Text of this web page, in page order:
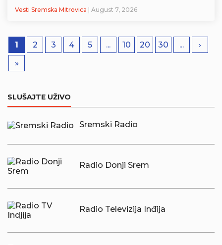
Vesti Sremska Mitrovica | August 7, 2026
1 2 3 4 5 ... 10 20 30 ...
›
»
SLUŠAJTE UŽIVO
Sremski Radio
Radio Donji Srem
Radio Televizija Inđija